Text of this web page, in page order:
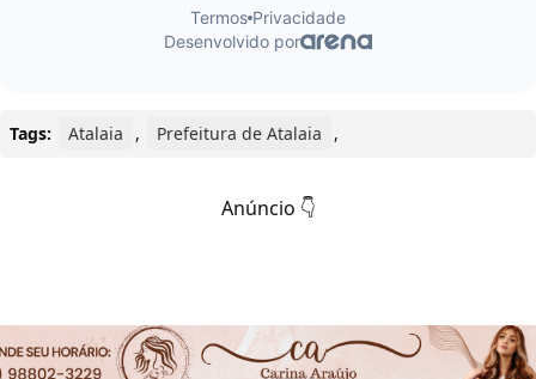
Tags: Atalaia , Prefeitura de Atalaia ,
Anúncio 👇